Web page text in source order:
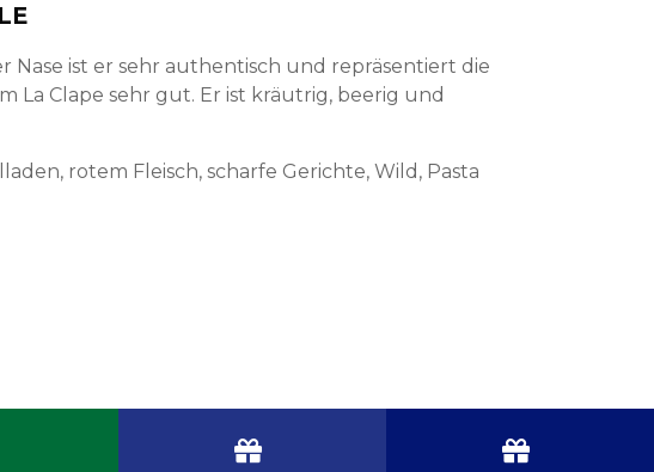
Nase ist er sehr authentisch und repräsentiert die
La Clape sehr gut. Er ist kräutrig, beerig und
rotem Fleisch, scharfe Gerichte, Wild, Pasta